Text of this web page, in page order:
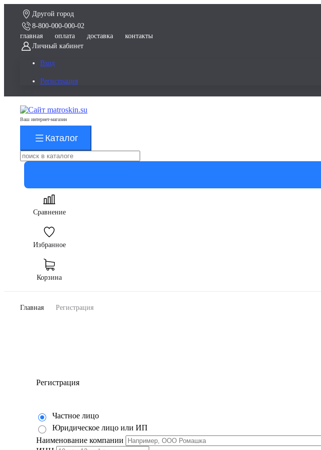
Другой город
8-800-000-000-02
главная
оплата доставка
контакты
Личный кабинет
Вход
Регистрация
Ваш интернет-магазин
Каталог
Сравнение
Избранное
Корзина
Главная Регистрация
Регистрация
Частное лицо
Юридическое лицо или ИП
Наименование компании